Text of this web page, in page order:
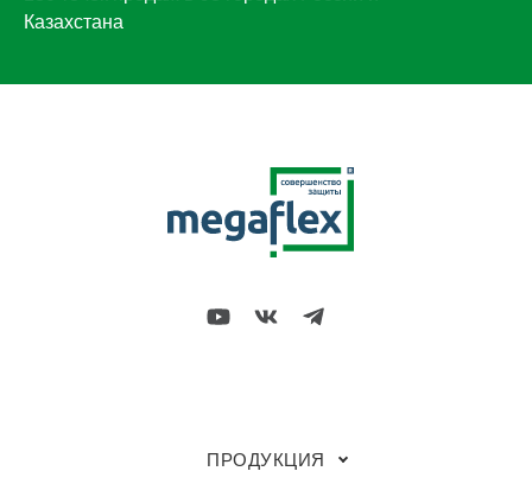
Казахстана
ПРОДУКЦИЯ